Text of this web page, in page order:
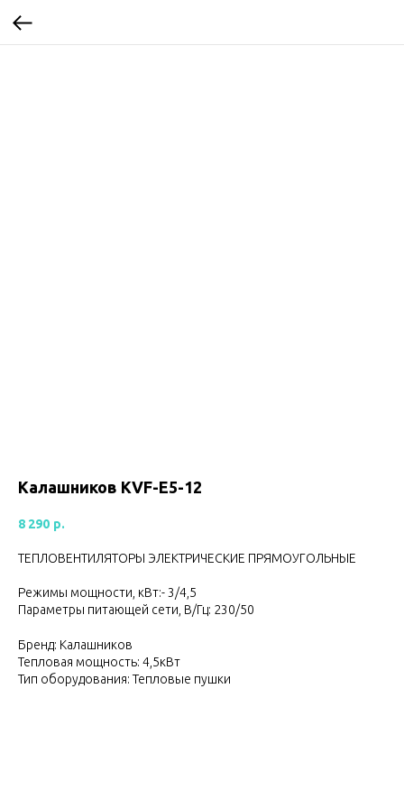
Калашников KVF-E5-12
8 290 р.
ТЕПЛОВЕНТИЛЯТОРЫ ЭЛЕКТРИЧЕСКИЕ ПРЯМОУГОЛЬНЫЕ
Режимы мощности, кВт:- 3/4,5
Параметры питающей сети, В/Гц: 230/50
Бренд: Калашников
Тепловая мощность: 4,5кВт
Тип оборудования: Тепловые пушки